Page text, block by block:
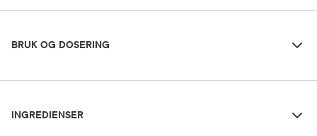
BRUK OG DOSERING
Påfør på en bomullspad og stryk lett over hele ansiktet, spesielt i
INGREDIENSER